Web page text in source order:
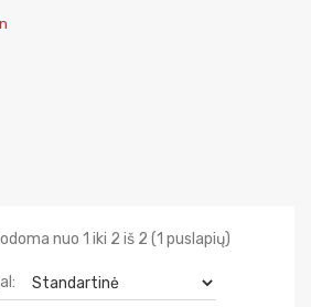
nuo 1 iki 2 iš 2 (1 puslapių)